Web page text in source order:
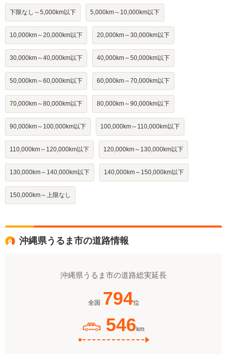
下限なし～5,000km以下 5,000km～10,000km以下
10,000km～20,000km以下 20,000km～30,000km以下
30,000km～40,000km以下 40,000km～50,000km以下
50,000km～60,000km以下 60,000km～70,000km以下
70,000km～80,000km以下 80,000km～90,000km以下
90,000km～100,000km以下 100,000km～110,000km以下
110,000km～120,000km以下 120,000km～130,000km以下
130,000km～140,000km以下 140,000km～150,000km以下
150,000km～上限なし
沖縄県うるま市の道路情報
沖縄県うるま市の道路総実延長
全国 794位
546 km